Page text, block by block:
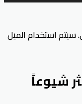
سيتم استخدام الميل